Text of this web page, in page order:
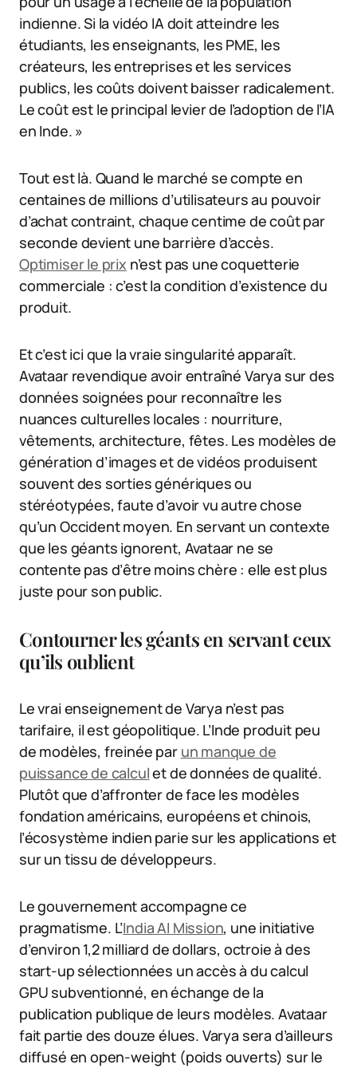
indienne. Si la vidéo IA doit atteindre les
étudiants, les enseignants, les PME, les
créateurs, les entreprises et les services
publics, les coûts doivent baisser radicalement.
Le coût est le principal levier de l’adoption de l’IA
en Inde. »
Tout est là. Quand le marché se compte en
centaines de millions d’utilisateurs au pouvoir
d’achat contraint, chaque centime de coût par
seconde devient une barrière d’accès.
Optimiser le prix n’est pas une coquetterie
commerciale : c’est la condition d’existence du
produit.
Et c’est ici que la vraie singularité apparaît.
Avataar revendique avoir entraîné Varya sur des
données soignées pour reconnaître les
nuances culturelles locales : nourriture,
vêtements, architecture, fêtes. Les modèles de
génération d’images et de vidéos produisent
souvent des sorties génériques ou
stéréotypées, faute d’avoir vu autre chose
qu’un Occident moyen. En servant un contexte
que les géants ignorent, Avataar ne se
contente pas d’être moins chère : elle est plus
juste pour son public.
Contourner les géants en servant ceux
qu’ils oublient
Le vrai enseignement de Varya n’est pas
tarifaire, il est géopolitique. L’Inde produit peu
de modèles, freinée par un manque de
puissance de calculet de données de qualité.
Plutôt que d’affronter de face les modèles
fondation américains, européens et chinois,
l’écosystème indien parie sur les applications et
sur un tissu de développeurs.
Le gouvernement accompagne ce
pragmatisme. L’India AI Mission, une initiative
d’environ 1,2 milliard de dollars, octroie à des
start-up sélectionnées un accès à du calcul
GPU subventionné, en échange de la
publication publique de leurs modèles. Avataar
fait partie des douze élues. Varya sera d’ailleurs
diffusé en open-weight (poids ouverts) sur le